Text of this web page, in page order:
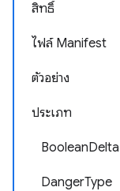
สิทธิ์
ไฟล์ Manifest
ตัวอย่าง
ประเภท
BooleanDelta
DangerType